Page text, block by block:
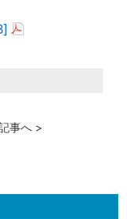
事へ >